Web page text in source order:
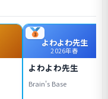
よわよわ先生
2026年春
よわよわ先生
Brain's Base